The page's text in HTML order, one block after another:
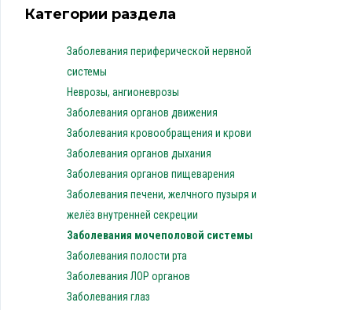
Категории раздела
Заболевания периферической нервной
системы
Неврозы, ангионеврозы
Заболевания органов движения
Заболевания кровообращения и крови
Заболевания органов дыхания
Заболевания органов пищеварения
Заболевания печени, желчного пузыря и
желёз внутренней секреции
Заболевания мочеполовой системы
Заболевания полости рта
Заболевания ЛОР органов
Заболевания глаз